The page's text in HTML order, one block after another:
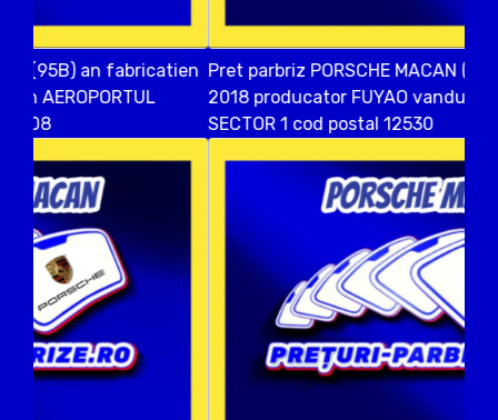
Pret parbriz PORSCHE MACAN (95B) an fabricatien
2018 producator FUYAO vandut in Bucuresti
SECTOR 1 cod postal 12530